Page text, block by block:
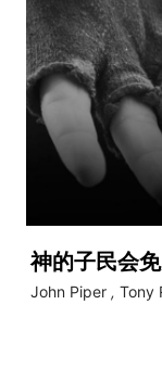
神的子民会
John Piper , Tony